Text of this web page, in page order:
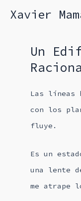
Xavier
Un
Las líneas
con los
fluye.
Es un
una lente
me atrape